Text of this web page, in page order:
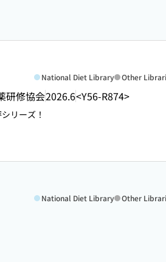
研修協会2026.6<Y56-R874>
National Diet Library Other
リーズ！
National Diet Library Other